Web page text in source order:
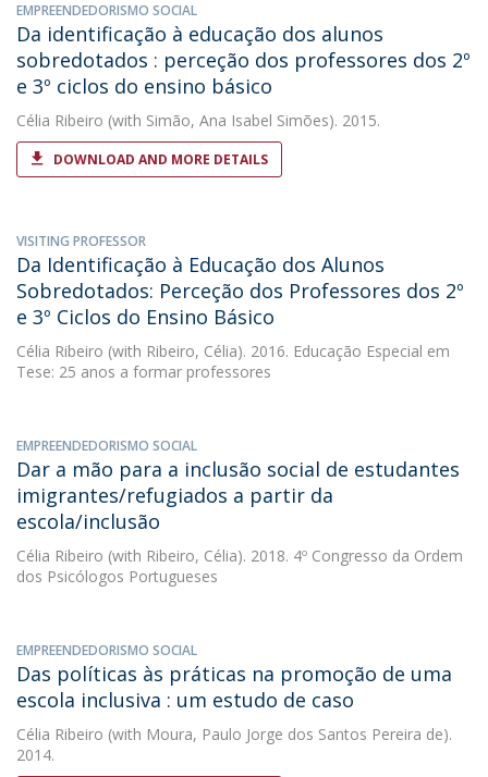
EMPREENDEDORISMO SOCIAL
Da identificação à educação dos alunos
sobredotados : perceção dos professores dos 2º
e 3º ciclos do ensino básico
Célia Ribeiro (with Simão, Ana Isabel Simões). 2015.
DOWNLOAD AND MORE DETAILS
VISITING PROFESSOR
Da Identificação à Educação dos Alunos
Sobredotados: Perceção dos Professores dos 2º
e 3º Ciclos do Ensino Básico
Célia Ribeiro (with Ribeiro, Célia). 2016. Educação Especial em
Tese: 25 anos a formar professores
EMPREENDEDORISMO SOCIAL
Dar a mão para a inclusão social de estudantes
imigrantes/refugiados a partir da
escola/inclusão
Célia Ribeiro (with Ribeiro, Célia). 2018. 4º Congresso da Ordem
dos Psicólogos Portugueses
EMPREENDEDORISMO SOCIAL
Das políticas às práticas na promoção de uma
escola inclusiva : um estudo de caso
Célia Ribeiro (with Moura, Paulo Jorge dos Santos Pereira de).
2014.